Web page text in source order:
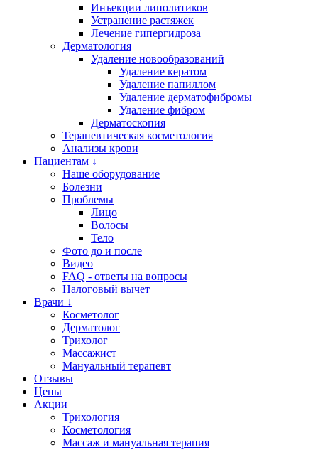
Инъекции липолитиков
Устранение растяжек
Лечение гипергидроза
Дерматология
Удаление новообразований
Удаление кератом
Удаление папиллом
Удаление дерматофибромы
Удаление фибром
Дерматоскопия
Терапевтическая косметология
Анализы крови
Пациентам ↓
Наше оборудование
Болезни
Проблемы
Лицо
Волосы
Тело
Фото до и после
Видео
FAQ - ответы на вопросы
Налоговый вычет
Врачи ↓
Косметолог
Дерматолог
Трихолог
Массажист
Мануальный терапевт
Отзывы
Цены
Акции
Трихология
Косметология
Массаж и мануальная терапия